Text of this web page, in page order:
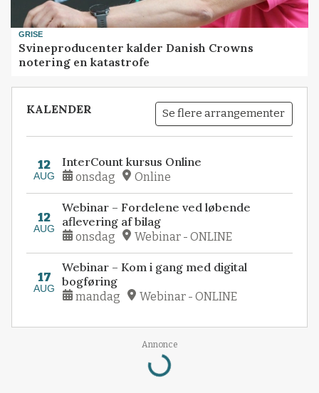
GRISE
Svineproducenter kalder Danish Crowns
notering en katastrofe
KALENDER Se flere arrangementer
12
AUG
InterCount kursus Online
onsdag Online
12
AUG
Webinar – Fordelene ved løbende
aflevering af bilag
onsdag Webinar - ONLINE
17
AUG
Webinar – Kom i gang med digital
bogføring
mandag Webinar - ONLINE
Annonce
Loading...